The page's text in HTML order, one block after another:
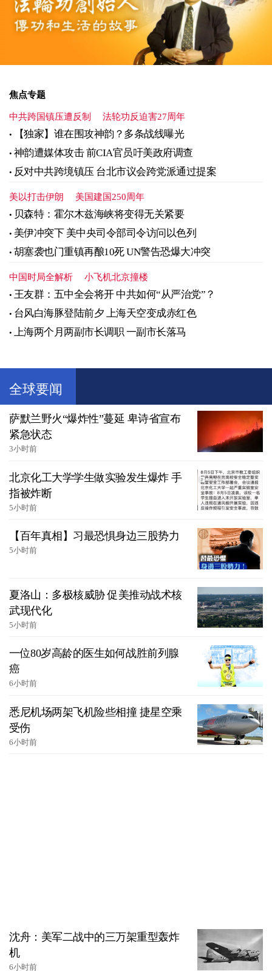
焦点专题
中共跨国镇压遭反制 法轮功反迫害27周年
【独家】谁在围攻神韵？多条战线曝光
神韵遭媒体攻击 前CIA官员吁美政府调查
反对中共跨境镇压 台北市议会跨党派通过提案
美以打击伊朗 美国建国250周年
贝森特：霍尔木兹海峡将变得无关紧要
美伊冲突下 美中央司令部司令访问以色列
胡塞袭也门重镇再酿10死 UN警告恐爆大冲突
中国时局全解析 小飞机北京撞楼
王友群：五中全会将开 中共如何“从严治党”？
台风白海豚登陆前夕 上海天空变成赤红色
上海两个月两副市长调职 一副市长落马
全球要闻
萨默兰野火“爆炸性”蔓延 卑诗省宣布
紧急状态
3小时前
北京化工大学学生做实验发生爆炸 手
指被炸断
5小时前
【百年真相】习最恐惧身边三股势力
5小时前
夏洛山：多极核威胁 促美推动战术核
武现代化
5小时前
一位80岁高龄的医生如何战胜前列腺
癌
6小时前
悉尼机场两架飞机险些相撞 捷星空乘
受伤
6小时前
沈舟：美军二战中的三万架重型轰炸
机
6小时前